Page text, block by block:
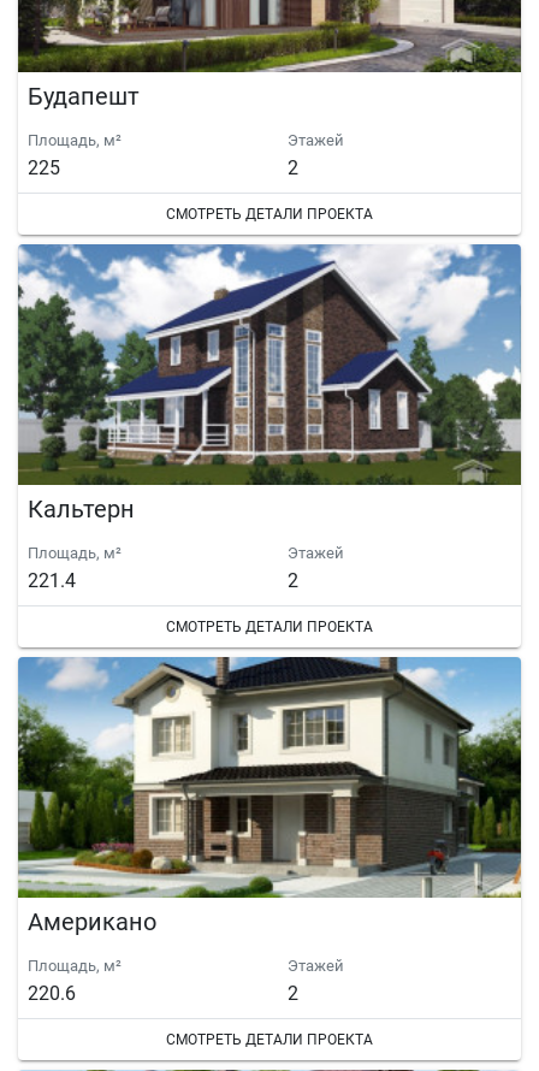
Будапешт
Площадь, м²
225
Этажей
2
СМОТРЕТЬ ДЕТАЛИ ПРОЕКТА
Кальтерн
Площадь, м²
221.4
Этажей
2
СМОТРЕТЬ ДЕТАЛИ ПРОЕКТА
Американо
Площадь, м²
220.6
Этажей
2
СМОТРЕТЬ ДЕТАЛИ ПРОЕКТА